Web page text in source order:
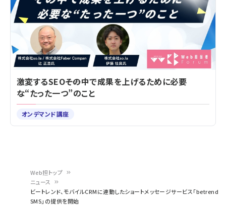
Web担トップ
ニュース
ビートレンド、モバイルCRMに連動したショートメッセージサービス「betrend
SMS」の提供を開始
激変するSEO――その中で成果を上げるために必要
な“たった一つ”のこと
オンデマンド講座